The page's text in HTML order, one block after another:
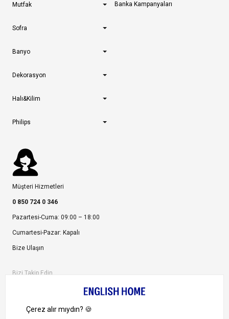
Mutfak
Sofra
Banyo
Dekorasyon
Halı&Kilim
Philips
Banka Kampanyaları
Müşteri Hizmetleri
0 850 724 0 346
Pazartesi-Cuma: 09:00 – 18:00
Cumartesi-Pazar: Kapalı
Bize Ulaşın
Bizi Takip Edin